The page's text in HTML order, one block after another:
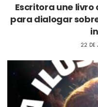
Escritora une
para dialogar
22 DE